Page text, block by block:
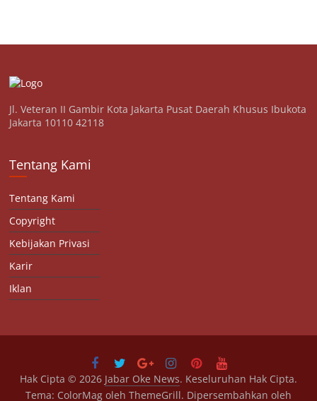
Jl. Veteran II Gambir Kota Jakarta Pusat Daerah Khusus Ibukota
Jakarta 10110 42118
Tentang Kami
Tentang Kami
Copyright
Kebijakan Privasi
Karir
Iklan
Hak Cipta © 2026 Jabar Oke News. Keseluruhan Hak Cipta.
Tema: ColorMagoleh ThemeGrill. Dipersembahkan oleh